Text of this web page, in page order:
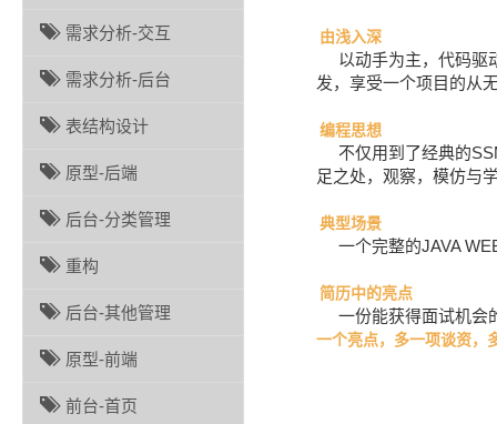
需求分析-交互
需求分析-后台
表结构设计
原型-后端
后台-分类管理
重构
后台-其他管理
原型-前端
前台-首页
由浅入深
以动手为主，代码驱
发，享受一个项目的从
编程思想
不仅用到了经典的
足之处，观察，模仿与
典型场景
一个完整的JAVA
简历中的亮点
一份能获得面试机会
一个亮点，多一项谈资，